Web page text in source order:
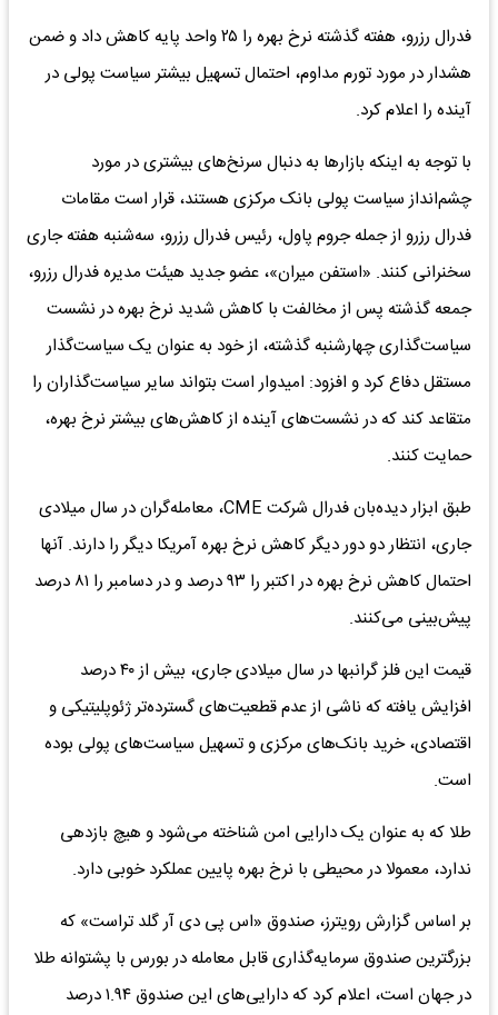
فدرال رزرو، هفته گذشته نرخ بهره را ۲۵ واحد پایه کاهش داد و ضمن
هشدار در مورد تورم مداوم، احتمال تسهیل بیشتر سیاست پولی در
آینده را اعلام کرد.
با توجه به اینکه بازارها به دنبال سرنخ‌های بیشتری در مورد
چشم‌انداز سیاست پولی بانک مرکزی هستند، قرار است مقامات
فدرال رزرو از جمله جروم پاول، رئیس فدرال رزرو، سه‌شنبه هفته جاری
سخنرانی کنند. «استفن میران»، عضو جدید هیئت مدیره فدرال رزرو،
جمعه گذشته پس از مخالفت با کاهش شدید نرخ بهره در نشست
سیاست‌گذاری چهارشنبه گذشته، از خود به عنوان یک سیاست‌گذار
مستقل دفاع کرد و افزود: امیدوار است بتواند سایر سیاست‌گذاران را
متقاعد کند که در نشست‌های آینده از کاهش‌های بیشتر نرخ بهره،
حمایت کنند.
طبق ابزار دیده‌بان فدرال شرکت CME، معامله‌گران در سال میلادی
جاری، انتظار دو دور دیگر کاهش نرخ بهره آمریکا دیگر را دارند. آنها
احتمال کاهش نرخ بهره در اکتبر را ۹۳ درصد و در دسامبر را ۸۱ درصد
پیش‌بینی می‌کنند.
قیمت این فلز گرانبها در سال میلادی جاری، بیش از ۴۰ درصد
افزایش یافته که ناشی از عدم قطعیت‌های گسترده‌تر ژئوپلیتیکی و
اقتصادی، خرید بانک‌های مرکزی و تسهیل سیاست‌های پولی بوده
است.
طلا که به عنوان یک دارایی امن شناخته می‌شود و هیچ بازدهی
ندارد، معمولا در محیطی با نرخ بهره پایین عملکرد خوبی دارد.
بر اساس گزارش رویترز، صندوق «اس پی دی آر گلد تراست» که
بزرگترین صندوق سرمایه‌گذاری قابل معامله در بورس با پشتوانه طلا
در جهان است، اعلام کرد که دارایی‌های این صندوق ۱.۹۴ درصد